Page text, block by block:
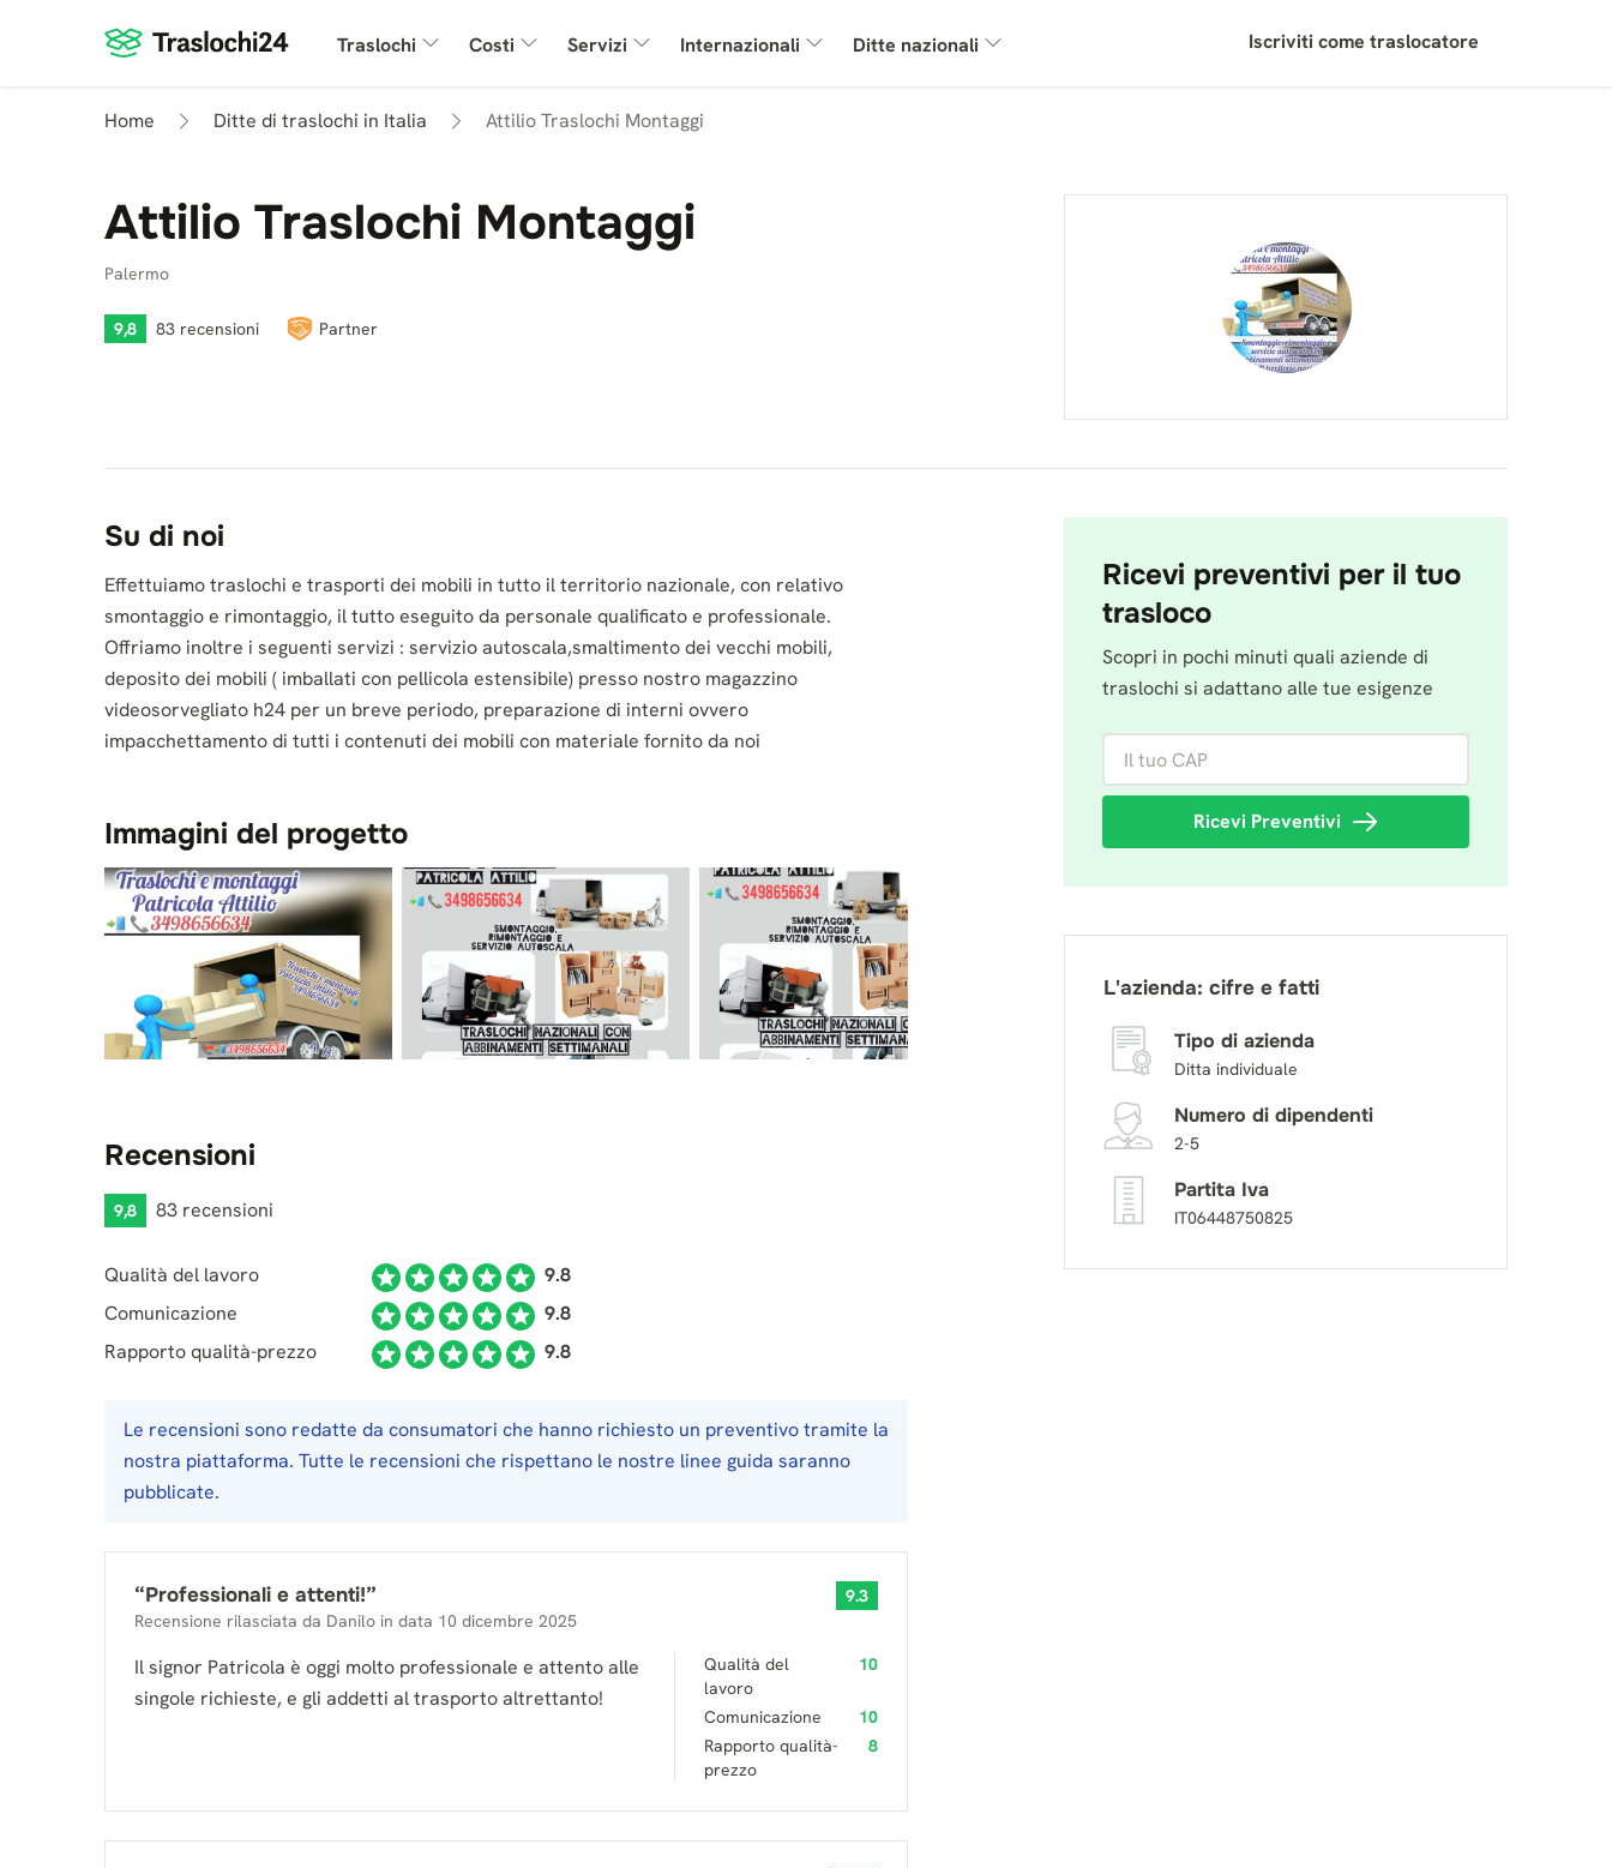
Traslochi Costi Servizi Internazionali Ditte nazionali Iscriviti come traslocatore
Home Ditte di traslochi in Italia Attilio Traslochi Montaggi
Attilio Traslochi Montaggi
Palermo
9,8 83 recensioni Partner
Su di noi
Effettuiamo traslochi e trasporti dei mobili in tutto il territorio nazionale, con relativo
smontaggio e rimontaggio, il tutto eseguito da personale qualificato e professionale.
Offriamo inoltre i seguenti servizi : servizio autoscala,smaltimento dei vecchi mobili,
deposito dei mobili ( imballati con pellicola estensibile) presso nostro magazzino
videosorvegliato h24 per un breve periodo, preparazione di interni ovvero
impacchettamento di tutti i contenuti dei mobili con materiale fornito da noi
Immagini del progetto
Recensioni
9,8 83 recensioni
Qualità del lavoro
9.8
Comunicazione
9.8
Rapporto qualità-prezzo
9.8
Le recensioni sono redatte da consumatori che hanno richiesto un preventivo tramite la
nostra piattaforma. Tutte le recensioni che rispettano le nostre linee guida saranno
pubblicate.
“Professionali e attenti!”
Recensione rilasciata da Danilo in data 10 dicembre 2025
9.3
Il signor Patricola è oggi molto professionale e attento alle
singole richieste, e gli addetti al trasporto altrettanto!
Qualità del
lavoro
10
Comunicazione
10
Rapporto qualità-
prezzo
8
Ricevi preventivi per il tuo
trasloco
Scopri in pochi minuti quali aziende di
traslochi si adattano alle tue esigenze
Il tuo CAP
Ricevi Preventivi
L'azienda: cifre e fatti
Tipo di azienda
Ditta individuale
Numero di dipendenti
2-5
Partita Iva
IT06448750825